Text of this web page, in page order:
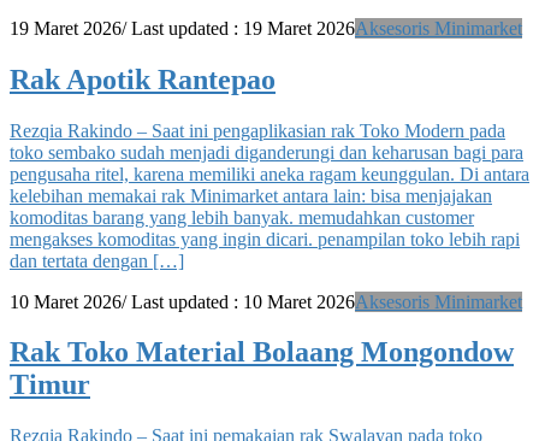
19 Maret 2026/ Last updated : 19 Maret 2026Aksesoris Minimarket
Rak Apotik Rantepao
Rezqia Rakindo – Saat ini pengaplikasian rak Toko Modern pada
toko sembako sudah menjadi diganderungi dan keharusan bagi para
pengusaha ritel, karena memiliki aneka ragam keunggulan. Di antara
kelebihan memakai rak Minimarket antara lain: bisa menjajakan
komoditas barang yang lebih banyak. memudahkan customer
mengakses komoditas yang ingin dicari. penampilan toko lebih rapi
dan tertata dengan […]
10 Maret 2026/ Last updated : 10 Maret 2026Aksesoris Minimarket
Rak Toko Material Bolaang Mongondow
Timur
Rezqia Rakindo – Saat ini pemakaian rak Swalayan pada toko